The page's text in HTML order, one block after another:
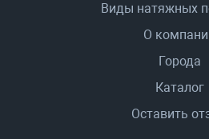
Виды натяжных
О
Города
Каталог
Оставить